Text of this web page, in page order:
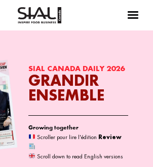
SIAL CANADA DAILY 2026
GRANDIR
ENSEMBLE
Growing together
Scroller pour lire l'édition Review
Scroll down to read English versions
E-Magazine
Testimonials
Kits